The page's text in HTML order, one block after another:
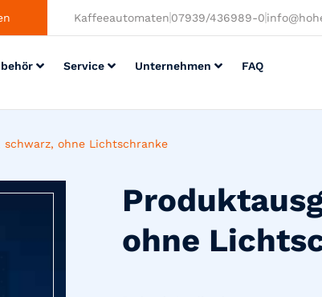
Kaffeeautomaten 07939/436989-0
Service Unternehmen FAQ
ohne Lichtschranke
ohne